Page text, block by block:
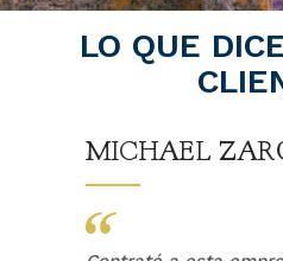
LO QUE
MICHAEL